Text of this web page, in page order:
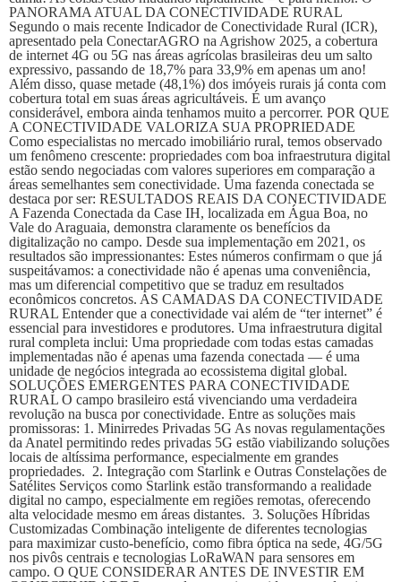
PANORAMA ATUAL DA CONECTIVIDADE RURAL
Segundo o mais recente Indicador de Conectividade Rural (ICR),
apresentado pela ConectarAGRO na Agrishow 2025, a cobertura
de internet 4G ou 5G nas áreas agrícolas brasileiras deu um salto
expressivo, passando de 18,7% para 33,9% em apenas um ano!
Além disso, quase metade (48,1%) dos imóveis rurais já conta com
cobertura total em suas áreas agricultáveis. É um avanço
considerável, embora ainda tenhamos muito a percorrer. POR QUE
A CONECTIVIDADE VALORIZA SUA PROPRIEDADE
Como especialistas no mercado imobiliário rural, temos observado
um fenômeno crescente: propriedades com boa infraestrutura digital
estão sendo negociadas com valores superiores em comparação a
áreas semelhantes sem conectividade. Uma fazenda conectada se
destaca por ser: RESULTADOS REAIS DA CONECTIVIDADE
A Fazenda Conectada da Case IH, localizada em Água Boa, no
Vale do Araguaia, demonstra claramente os benefícios da
digitalização no campo. Desde sua implementação em 2021, os
resultados são impressionantes: Estes números confirmam o que já
suspeitávamos: a conectividade não é apenas uma conveniência,
mas um diferencial competitivo que se traduz em resultados
econômicos concretos. AS CAMADAS DA CONECTIVIDADE
RURAL Entender que a conectividade vai além de “ter internet” é
essencial para investidores e produtores. Uma infraestrutura digital
rural completa inclui: Uma propriedade com todas estas camadas
implementadas não é apenas uma fazenda conectada — é uma
unidade de negócios integrada ao ecossistema digital global.
SOLUÇÕES EMERGENTES PARA CONECTIVIDADE
RURAL O campo brasileiro está vivenciando uma verdadeira
revolução na busca por conectividade. Entre as soluções mais
promissoras: 1. Minirredes Privadas 5G As novas regulamentações
da Anatel permitindo redes privadas 5G estão viabilizando soluções
locais de altíssima performance, especialmente em grandes
propriedades. 2. Integração com Starlink e Outras Constelações de
Satélites Serviços como Starlink estão transformando a realidade
digital no campo, especialmente em regiões remotas, oferecendo
alta velocidade mesmo em áreas distantes. 3. Soluções Híbridas
Customizadas Combinação inteligente de diferentes tecnologias
para maximizar custo-benefício, como fibra óptica na sede, 4G/5G
nos pivôs centrais e tecnologias LoRaWAN para sensores em
campo. O QUE CONSIDERAR ANTES DE INVESTIR EM